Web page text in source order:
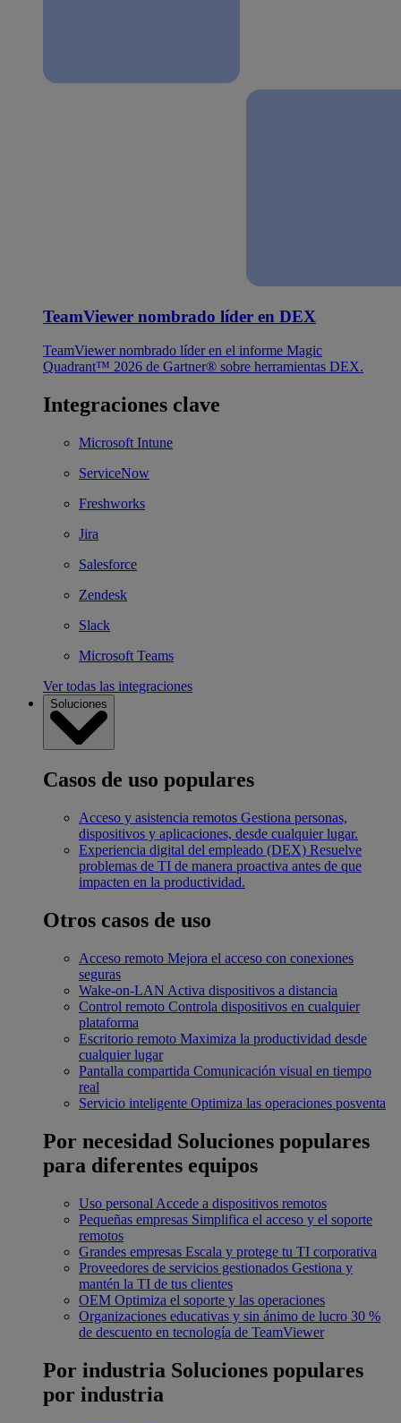
TeamViewer nombrado líder en DEX
TeamViewer nombrado líder en el informe Magic
Quadrant™ 2026 de Gartner® sobre herramientas DEX.
Integraciones clave
Microsoft Intune
ServiceNow
Freshworks
Jira
Salesforce
Zendesk
Slack
Microsoft Teams
Ver todas las integraciones
Soluciones
Casos de uso populares
Acceso y asistencia remotos Gestiona personas,
dispositivos y aplicaciones, desde cualquier lugar.
Experiencia digital del empleado (DEX) Resuelve
problemas de TI de manera proactiva antes de que
impacten en la productividad.
Otros casos de uso
Acceso remoto Mejora el acceso con conexiones
seguras
Wake-on-LAN Activa dispositivos a distancia
Control remoto Controla dispositivos en cualquier
plataforma
Escritorio remoto Maximiza la productividad desde
cualquier lugar
Pantalla compartida Comunicación visual en tiempo
real
Servicio inteligente Optimiza las operaciones posventa
Por necesidad Soluciones populares
para diferentes equipos
Uso personal Accede a dispositivos remotos
Pequeñas empresas Simplifica el acceso y el soporte
remotos
Grandes empresas Escala y protege tu TI corporativa
Proveedores de servicios gestionados Gestiona y
mantén la TI de tus clientes
OEM Optimiza el soporte y las operaciones
Organizaciones educativas y sin ánimo de lucro 30 %
de descuento en tecnología de TeamViewer
Por industria Soluciones populares
por industria